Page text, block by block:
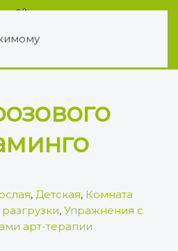
, Детская, Комната
, Упражнения с
арт-терапии